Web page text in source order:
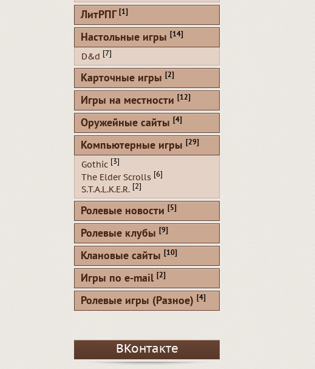
ЛитРПГ [1]
Настольные игры [14]
D&d [7]
Карточные игры [2]
Игры на местности [12]
Оружейные сайты [4]
Компьютерные игры [29]
Gothic [3]
The Elder Scrolls [6]
S.T.A.L.K.E.R. [2]
Ролевые новости [5]
Ролевые клубы [9]
Клановые сайты [10]
Игры по e-mail [2]
Ролевые игры (Разное) [4]
ВКонтакте